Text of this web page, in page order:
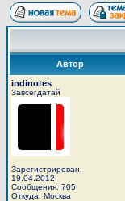
Автор
indinotes
Завсегдатай
Зарегистрирован:
19.04.2012
Сообщения: 705
Откуда: Москва